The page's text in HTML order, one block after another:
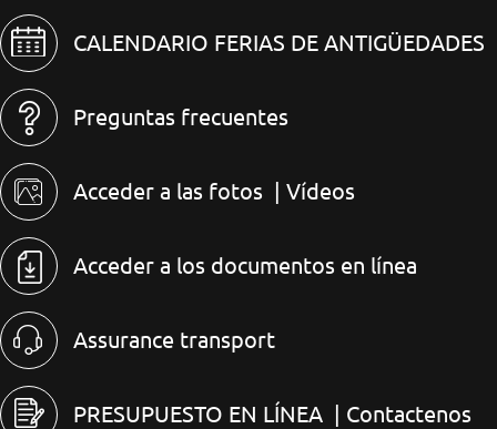
CALENDARIO FERIAS DE ANTIGÜEDADES
Preguntas frecuentes
Acceder a las fotos | Vídeos
Acceder a los documentos en línea
Assurance transport
PRESUPUESTO EN LÍNEA | Contactenos